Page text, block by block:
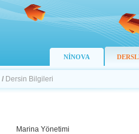
NİNOVA
/ Dersin Bilgileri
Marina Yönetimi